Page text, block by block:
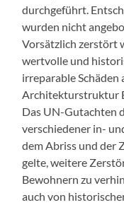
durchgeführt.
wurden nicht
Vorsätzlich zerstört
wertvolle und
irreparable Schäden
Architekturstruktur
Das UN-Gutachten
verschiedener in-
dem Abriss und der
gelte, weitere
Bewohnern zu
auch von